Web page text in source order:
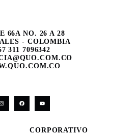
66A NO. 26 A 28
- COLOMBIA
311 7096342
CORPORATIVO